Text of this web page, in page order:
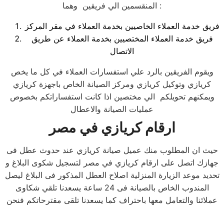
المنقسمين الي فريقين وهما :
فريق خدمة العملاء الخاصيين بخدمة العملاء في مقر المركز
فريق خدمة العملاء المختصيين بخدمة العملاء عن طريق
الاتصال
ويقوم الفريقين بالرد علي استفسارات العملاء في كل ما يخص
كريازي وتوكيل كريازي ومركز الصيانة الخاص باجهزة كريازي
ويمكنهم تحويلكم الي مختصين اذا كانت استفساراتكم بخصوص
عمليات الصيانة والاعطال
ارقام كريازي في مصر
حيث ان المطلوب منك عميل صيانة كريازي عند حدوث عطل فى
جهازك اتصل على ارقام كريازي في مصر لتسجيل شكوى البلاغ و
تحديد موعد الزيارة المنزلية اصلاح العطل المذكور فى البلاغ ليصل
المندوب الخاص بالصيانة فى 24 ساعة يسعدنا تلقي شكاوى
عملائنا والتعامل معها باحتراف كما يسعدنا تلقى مقترحاتكم فنحن